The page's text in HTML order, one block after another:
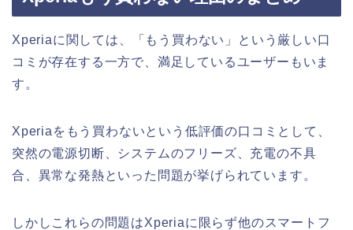
Xperiaに関しては、「もう買わない」という厳しい口
コミが存在する一方で、満足しているユーザーもいま
す。
Xperiaをもう買わないという低評価の口コミとして、
突然の電源切断、システムのフリーズ、充電の不具
合、異常な発熱といった問題が挙げられています。
しかしこれらの問題はXperiaに限らず他のスマートフ